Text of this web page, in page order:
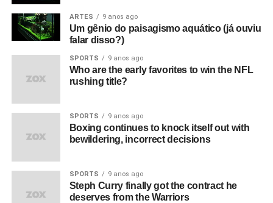
ARTES 9 anos ago
Um gênio do paisagismo aquático (já ouviu
falar disso?)
SPORTS 9 anos ago
Who are the early favorites to win the NFL
rushing title?
SPORTS 9 anos ago
Boxing continues to knock itself out with
bewildering, incorrect decisions
SPORTS 9 anos ago
Steph Curry finally got the contract he
deserves from the Warriors